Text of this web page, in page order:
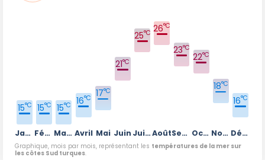
Janvier
15°C
Février
15°C
Mars
15°C
Avril
16°C
Mai
17°C
Juin
21°C
Juillet
25°C
Août
26°C
Septembre
23°C
Octobre
22°C
Novembre
18°C
Décembre
16°C
Graphique, mois par mois, représentant les températures de la mer sur
les côtes Sud turques